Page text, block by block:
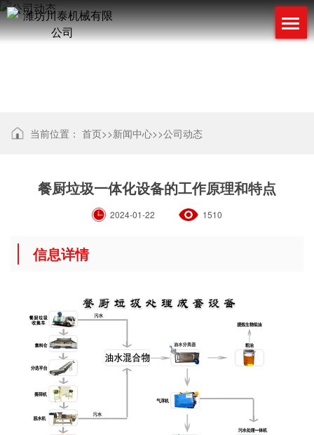
当前位置： 首页>>新闻中心>>公司动态
餐厨垃圾一体化设备的工作原理和特点
2024-01-22 1510
信息详情